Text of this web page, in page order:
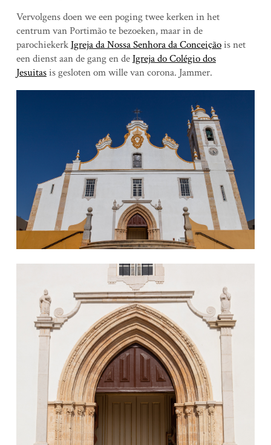
Vervolgens doen we een poging twee kerken in het
centrum van Portimão te bezoeken, maar in de
parochiekerkIgreja da Nossa Senhora da Conceiçãois net
een dienst aan de gang en deIgreja do Colégio dos
Jesuitasis gesloten om wille van corona. Jammer.